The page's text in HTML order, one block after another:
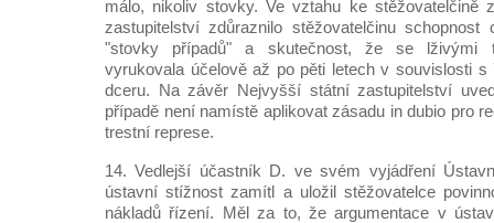
málo, nikoliv stovky. Ve vztahu ke stěžovatelčině
zastupitelství zdůraznilo stěžovatelčinu
"stovky případů" a skutečnost, že se lživými
vyrukovala účelově až po pěti letech v souvislosti
dceru. Na závěr Nejvyšší státní zastupitelství
případě není namístě aplikovat zásadu in dubio pro
trestní represe.
14. Vedlejší účastník D. ve svém vyjádření
ústavní stížnost zamítl a uložil stěžovatelce
nákladů řízení. Měl za to, že argumentace v